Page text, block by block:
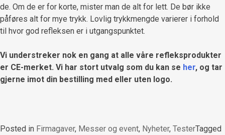
de. Om de er for korte, mister man de alt for lett. De bør ikke
påføres alt for mye trykk. Lovlig trykkmengde varierer i forhold
til hvor god refleksen er i utgangspunktet.
Vi understreker nok en gang at alle våre refleksprodukter
er CE-merket. Vi har stort utvalg som du kan se her, og tar
gjerne imot din bestilling med eller uten logo.
Posted in Firmagaver, Messer og event, Nyheter, TesterTagged